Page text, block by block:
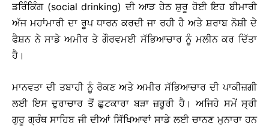
ਡਰਿੰਕਿੰਗ (social drinking) ਦੀ ਆੜ ਹੇਠ ਸ਼ੁਰੂ ਹੋਈ ਇਹ ਬੀਮਾਰੀ
ਅੱਜ ਮਹਾਂਮਾਰੀ ਦਾ ਰੂਪ ਧਾਰਨ ਕਰਦੀ ਜਾ ਰਹੀ ਹੈ ਅਤੇ ਸ਼ਰਾਬ ਨੋਸ਼ੀ ਦੇ
ਫੈਸ਼ਨ ਨੇ ਸਾਡੇ ਅਮੀਰ ਤੇ ਗੌਰਵਮਈ ਸੱਭਿਆਚਾਰ ਨੂੰ ਮਲੀਨ ਕਰ ਦਿੱਤਾ
ਹੈ।
ਮਾਨਵਤਾ ਦੀ ਤਬਾਹੀ ਨੂੰ ਰੋਕਣ ਅਤੇ ਅਮੀਰ ਸੱਭਿਆਚਾਰ ਦੀ ਪਾਕੀਜ਼ਗੀ
ਲਈ ਇਸ ਦੁਰਾਚਾਰ ਤੋਂ ਛੁਟਕਾਰਾ ਬੜਾ ਜ਼ਰੂਰੀ ਹੈ। ਅਜਿਹੇ ਸਮੇਂ ਸ੍ਰੀ
ਗੁਰੂ ਗ੍ਰੰਥ ਸਾਹਿਬ ਜੀ ਦੀਆਂ ਸਿੱਖਿਆਵਾਂ ਸਾਡੇ ਲਈ ਚਾਨਣ ਮੁਨਾਰਾ ਹਨ